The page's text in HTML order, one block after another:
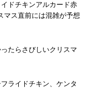
ドチキンアルカード赤
マス直前には混雑が予想
たらさびしいクリスマ
ライドチキン、ケンタ